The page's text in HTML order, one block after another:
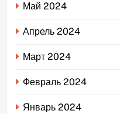
Май 2024
Апрель 2024
Март 2024
Февраль 2024
Январь 2024